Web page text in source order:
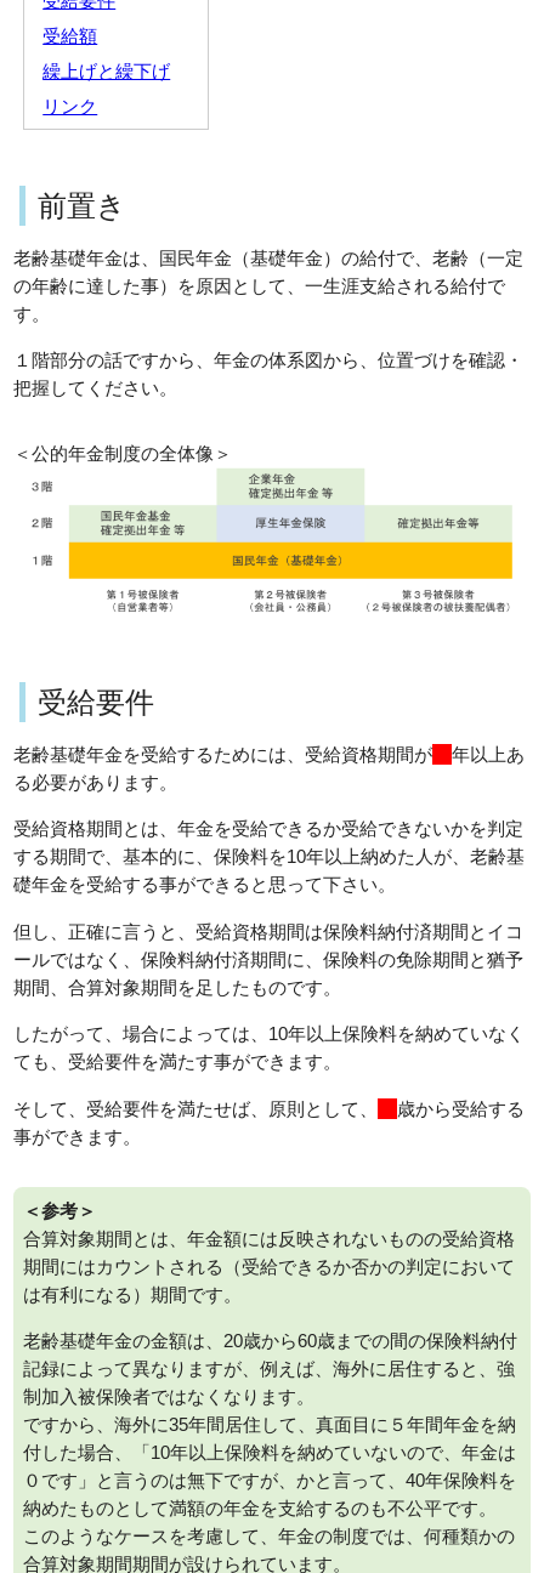
受給額
繰上げと繰下げ
リンク
前置き
老齢基礎年金は、国民年金（基礎年金）の給付で、老齢（一定
の年齢に達した事）を原因として、一生涯支給される給付で
す。
１階部分の話ですから、年金の体系図から、位置づけを確認・
把握してください。
＜公的年金制度の全体像＞
受給要件
老齢基礎年金を受給するためには、受給資格期間が 10年以上あ
る必要があります。
受給資格期間とは、年金を受給できるか受給できないかを判定
する期間で、基本的に、保険料を10年以上納めた人が、老齢基
礎年金を受給する事ができると思って下さい。
但し、正確に言うと、受給資格期間は保険料納付済期間とイコ
ールではなく、保険料納付済期間に、保険料の免除期間と猶予
期間、合算対象期間を足したものです。
したがって、場合によっては、10年以上保険料を納めていなく
ても、受給要件を満たす事ができます。
そして、受給要件を満たせば、原則として、
歳から受給する
事ができます。
＜参考＞
合算対象期間とは、年金額には反映されないものの受給資格
期間にはカウントされる（受給できるか否かの判定において
は有利になる）期間です。
老齢基礎年金の金額は、20歳から60歳までの間の保険料納付
記録によって異なりますが、例えば、海外に居住すると、強
制加入被保険者ではなくなります。
ですから、海外に35年間居住して、真面目に５年間年金を納
付した場合、「10年以上保険料を納めていないので、年金は
０です」と言うのは無下ですが、かと言って、40年保険料を
納めたものとして満額の年金を支給するのも不公平です。
このようなケースを考慮して、年金の制度では、何種類かの
合算対象期間期間が設けられています。